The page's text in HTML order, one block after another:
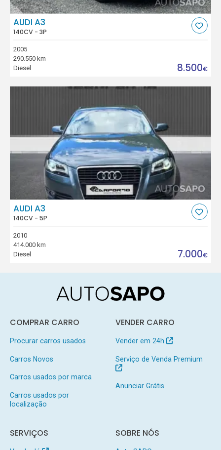
AUDI A3
140CV - 3P
2005
290.550 km
Diesel
8.500€
AUDI A3
140CV - 5P
2010
414.000 km
Diesel
7.000€
COMPRAR CARRO
Procurar carros usados
Carros Novos
Carros usados por marca
Carros usados por
localização
VENDER CARRO
Vender em 24h
Serviço de Venda Premium
Anunciar Grátis
SERVIÇOS SOBRE NÓS